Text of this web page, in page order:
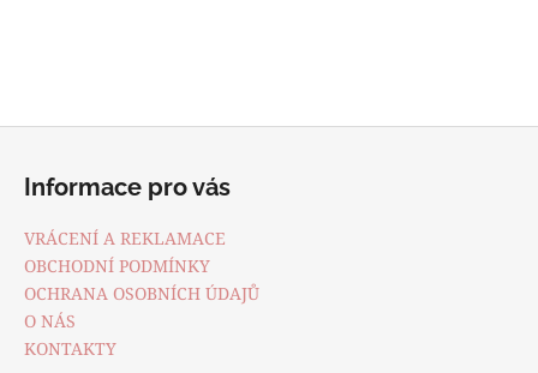
p
r
u
č
u
j
Informace pro vás
VRÁCENÍ A REKLAMACE
OBCHODNÍ PODMÍNKY
OCHRANA OSOBNÍCH ÚDAJŮ
O NÁS
KONTAKTY